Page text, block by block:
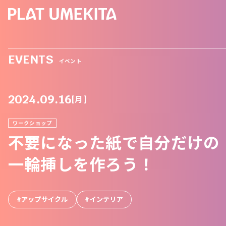
EVENTS イベント
2024.09.16[月]
ワークショップ
不要になった紙で自分だけの
一輪挿しを作ろう！
アップサイクル インテリア